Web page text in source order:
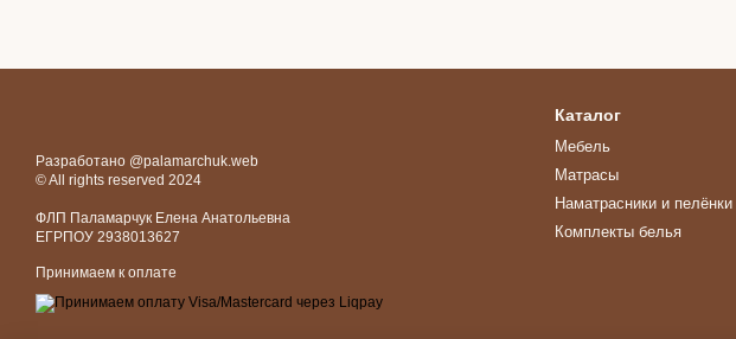
Разработано @palamarchuk.web
© All rights reserved 2024
ФЛП Паламарчук Елена Анатольевна
ЕГРПОУ 2938013627
Принимаем к оплате
Каталог
Мебель
Матрасы
Наматрасники и пелёнки
Комплекты белья